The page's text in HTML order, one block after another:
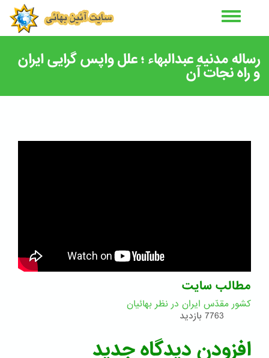
رساله مدنیه عبدالبهاء ؛ علل واپس گرایی ایران
و راه نجات آن
مطالب سایت
کشور مقدّس ایران در نظر بهائیان
7763 بازدید
افزودن دیدگاه جدید